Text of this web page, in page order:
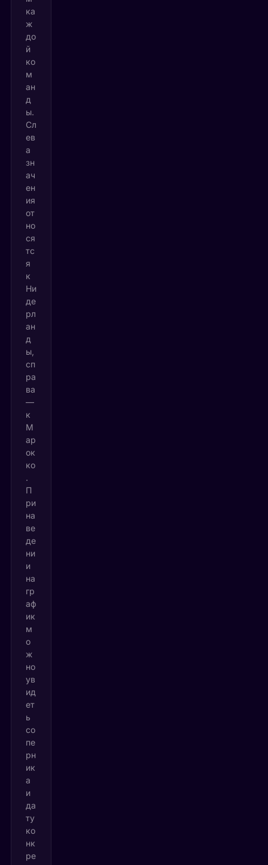
ка
ж
до
й
ко
м
ан
д
ы.
Сл
ев
а
зн
ач
ен
ия
от
но
ся
тс
я
к
Ни
де
рл
ан
д
ы,
сп
ра
ва
—
к
М
ар
ок
ко
.
П
ри
на
ве
де
ни
и
на
гр
аф
ик
м
о
ж
но
ув
ид
ет
ь
со
пе
рн
ик
а
и
да
ту
ко
нк
ре